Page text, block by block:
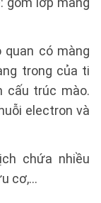
có màng
trong của ti
cấu trúc mào.
electron và
chứa nhiều
cơ,…